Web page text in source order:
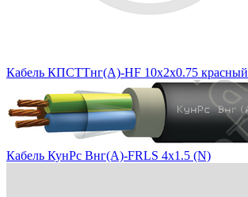
Кабель КПСТТнг(А)-HF 10х2х0.75 красный
Кабель КунРс Внг(А)-FRLS 4х1.5 (N)